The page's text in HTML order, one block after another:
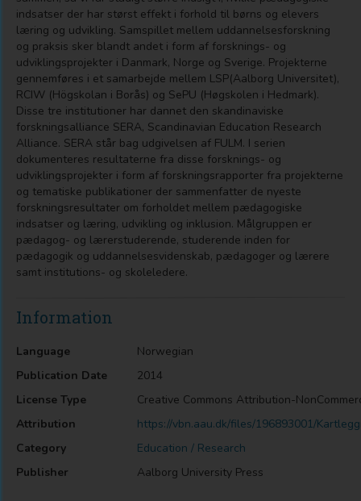
indsatser der har størst effekt i forhold til børns og elevers
læring og udvikling. Samspillet mellem uddannelsesforskning
og praksis sker blandt andet i form af forsknings- og
udviklingsprojekter i Danmark, Norge og Sverige. Projekterne
gennemføres i et samarbejde mellem LSP(Aalborg Universitet),
RCIW (Högskolan i Borås) og SePU (Høgskolen i Hedmark).
Disse tre institutioner har dannet den skandinaviske
forskningsalliance SERA, Scandinavian Education Research
Alliance. SERA står bag udgivelsen af FULM. I serien
dokumenteres resultaterne fra disse forsknings- og
udviklingsprojekter i form af forskningsrapporter fra projekterne
og tematiske publikationer der sammenfatter de nyeste
forskningsresultater om forholdet mellem pædagogiske
indsatser og læring, udvikling og inklusion. Målgruppen er
pædagog- og lærerstuderende, studerende inden for
pædagogik og uddannelsesvidenskab, pædagoger og lærere
samt institutions- og skoleledere.
Information
Language
Norwegian
Publication Date
2014
License Type
Creative Commons Attribution-
Attribution
https://vbn.aau.dk/files/196893001/
Category
Education / Research
Publisher
Aalborg University Press